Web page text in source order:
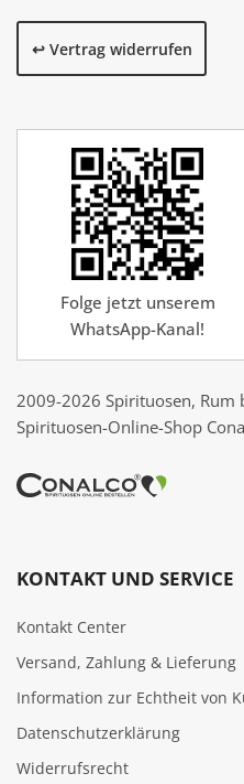
↩️ Vertrag widerrufen
Folge jetzt unserem
WhatsApp-Kanal!
2009-2026 Spirituosen, Rum
Spirituosen-Online-Shop
KONTAKT UND SERVICE
Kontakt Center
Versand, Zahlung & Lieferung
Information zur Echtheit von
Datenschutzerklärung
Widerrufsrecht